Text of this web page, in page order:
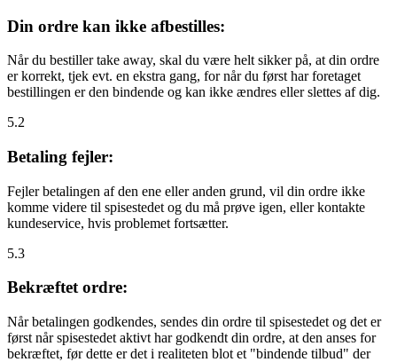
Din ordre kan ikke afbestilles:
Når du bestiller take away, skal du være helt sikker på, at din ordre
er korrekt, tjek evt. en ekstra gang, for når du først har foretaget
bestillingen er den bindende og kan ikke ændres eller slettes af dig.
5.2
Betaling fejler:
Fejler betalingen af den ene eller anden grund, vil din ordre ikke
komme videre til spisestedet og du må prøve igen, eller kontakte
kundeservice, hvis problemet fortsætter.
5.3
Bekræftet ordre:
Når betalingen godkendes, sendes din ordre til spisestedet og det er
først når spisestedet aktivt har godkendt din ordre, at den anses for
bekræftet, før dette er det i realiteten blot et "bindende tilbud" der